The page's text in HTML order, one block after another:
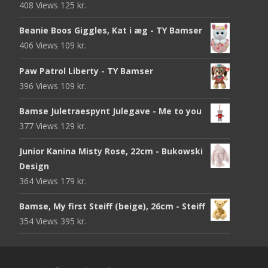
408 Views 125 kr.
Beanie Boos Giggles, Kat i æg - TY Bamser
406 Views 109 kr.
Paw Patrol Liberty - TY Bamser
396 Views 109 kr.
Bamse Juletraespynt Julegave - Me to you
377 Views 129 kr.
Junior Kanina Misty Rose, 22cm - Bukowski
Design
364 Views 179 kr.
Bamse, My first Steiff (beige), 26cm - Steiff
354 Views 395 kr.